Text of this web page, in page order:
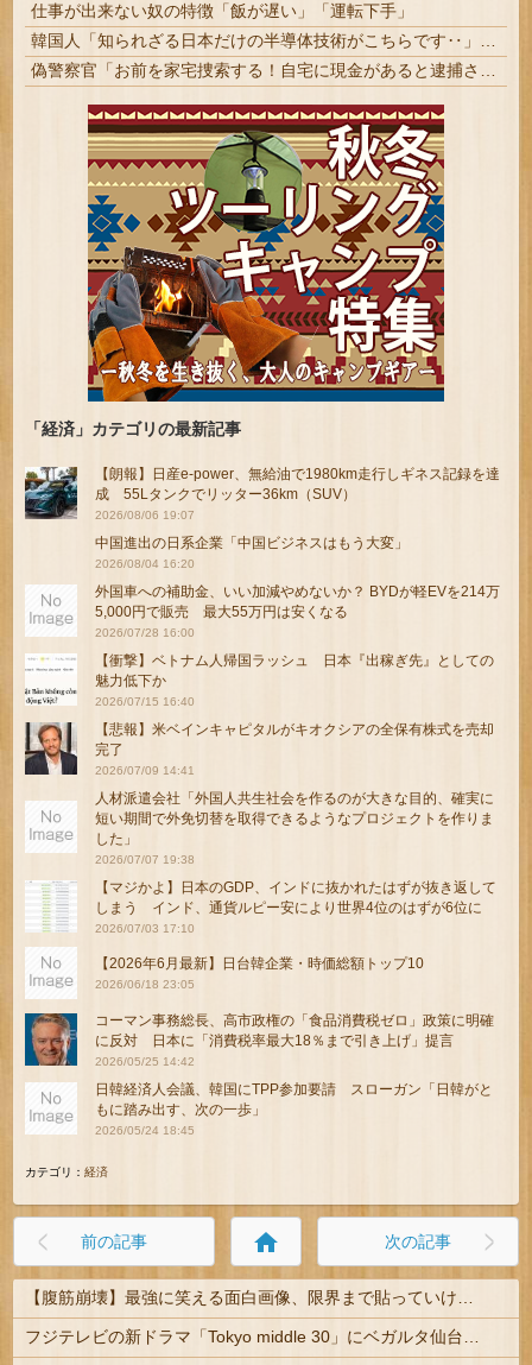
仕事が出来ない奴の特徴「飯が遅い」「運転下手」
「経済」カテゴリの最新記事
【朗報】日産e-power、無給油で1980km走行しギネス記録を達
成 55Lタンクでリッター36km（SUV）
2026/08/06 19:07
中国進出の日系企業「中国ビジネスはもう大変」
2026/08/04 16:20
外国車への補助金、いい加減やめないか？ BYDが軽EVを214万
5,000円で販売 最大55万円は安くなる
2026/07/28 16:00
【衝撃】ベトナム人帰国ラッシュ 日本『出稼ぎ先』としての
魅力低下か
2026/07/15 16:40
【悲報】米ベインキャピタルがキオクシアの全保有株式を売却
完了
2026/07/09 14:41
人材派遣会社「外国人共生社会を作るのが大きな目的、確実に
短い期間で外免切替を取得できるようなプロジェクトを作りま
した」
2026/07/07 19:38
【マジかよ】日本のGDP、インドに抜かれたはずが抜き返して
しまう インド、通貨ルピー安により世界4位のはずが6位に
2026/07/03 17:10
【2026年6月最新】日台韓企業・時価総額トップ10
2026/06/18 23:05
コーマン事務総長、高市政権の「食品消費税ゼロ」政策に明確
に反対 日本に「消費税率最大18％まで引き上げ」提言
2026/05/25 14:42
日韓経済人会議、韓国にTPP参加要請 スローガン「日韓がと
もに踏み出す、次の一歩」
2026/05/24 18:45
カテゴリ：経済
前の記事 home 次の記事